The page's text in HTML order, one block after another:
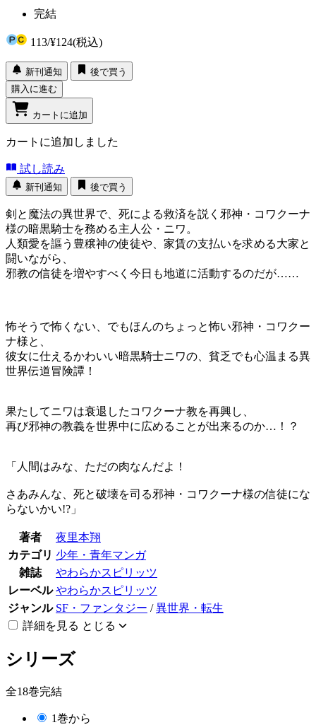
完結
113/¥124(税込)
新刊通知
後で買う
購入に進む
カートに追加
カートに追加しました
試し読み
新刊通知 後で買う
剣と魔法の異世界で、死による救済を説く邪神・コワクーナ
様の暗黒騎士を務める主人公・ニワ。
人類愛を謳う豊穣神の使徒や、家賃の支払いを求める大家と
闘いながら、
邪教の信徒を増やすべく今日も地道に活動するのだが……
怖そうで怖くない、でもほんのちょっと怖い邪神・コワクー
ナ様と、
彼女に仕えるかわいい暗黒騎士ニワの、貧乏でも心温まる異
世界伝道冒険譚！
果たしてニワは衰退したコワクーナ教を再興し、
再び邪神の教義を世界中に広めることが出来るのか…！？
「人間はみな、ただの肉なんだよ！
さあみんな、死と破壊を司る邪神・コワクーナ様の信徒にな
らないかい!?」
著者
夜里本翔
カテゴリ 少年・青年マンガ
雑誌
やわらかスピリッツ
レーベル やわらかスピリッツ
ジャンル SF・ファンタジー /異世界・転生
詳細を見る とじる
シリーズ
全18巻完結
1巻から